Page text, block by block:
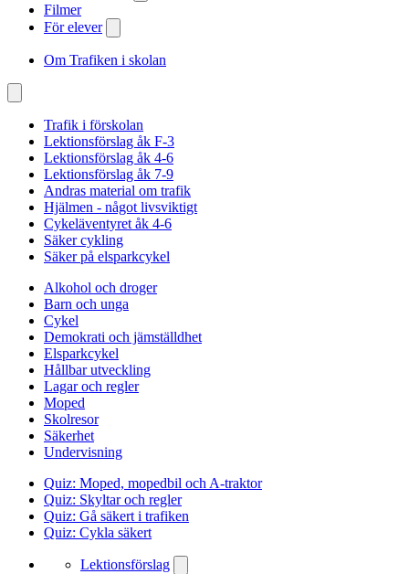
Filmer
För elever
Om Trafiken i skolan
Trafik i förskolan
Lektionsförslag åk F-3
Lektionsförslag åk 4-6
Lektionsförslag åk 7-9
Andras material om trafik
Hjälmen - något livsviktigt
Cykeläventyret åk 4-6
Säker cykling
Säker på elsparkcykel
Alkohol och droger
Barn och unga
Cykel
Demokrati och jämställdhet
Elsparkcykel
Hållbar utveckling
Lagar och regler
Moped
Skolresor
Säkerhet
Undervisning
Quiz: Moped, mopedbil och A-traktor
Quiz: Skyltar och regler
Quiz: Gå säkert i trafiken
Quiz: Cykla säkert
Lektionsförslag